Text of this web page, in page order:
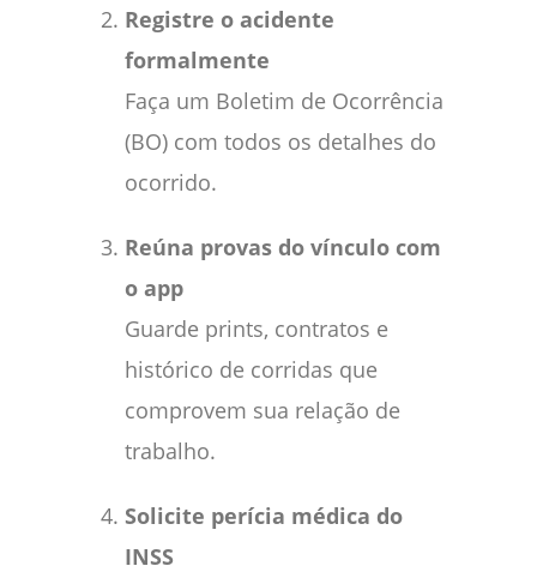
Registre o acidente
formalmente
Faça um Boletim de Ocorrência
(BO) com todos os detalhes do
ocorrido.
Reúna provas do vínculo com
o app
Guarde prints, contratos e
histórico de corridas que
comprovem sua relação de
trabalho.
Solicite perícia médica do
INSS